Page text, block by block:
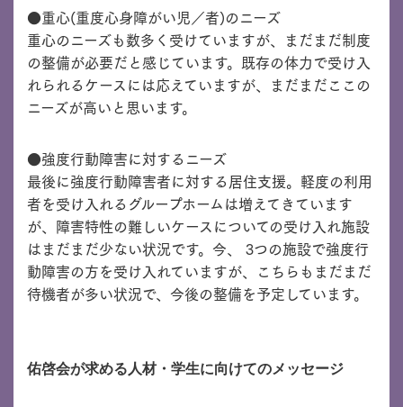
●重心(重度心身障がい児／者)のニーズ
重心のニーズも数多く受けていますが、まだまだ制度
の整備が必要だと感じています。既存の体力で受け入
れられるケースには応えていますが、まだまだここの
ニーズが高いと思います。
●強度行動障害に対するニーズ
最後に強度行動障害者に対する居住支援。軽度の利用
者を受け入れるグループホームは増えてきています
が、障害特性の難しいケースについての受け入れ施設
はまだまだ少ない状況です。今、 3つの施設で強度行
動障害の方を受け入れていますが、こちらもまだまだ
待機者が多い状況で、今後の整備を予定しています。
佑啓会が求める人材・学生に向けてのメッセージ